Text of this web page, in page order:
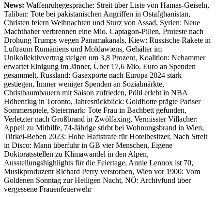
News: Waffenruhegespräche: Streit über Liste von Hamas-Geiseln,
Taliban: Tote bei pakistanischen Angriffen in Ostafghanistan,
Christen feiern Weihnachten und Sturz von Assad, Syrien: Neue
Machthaber verbrennen eine Mio. Captagon-Pillen, Proteste nach
Drohung Trumps wegen Panamakanals, Kiew: Russische Rakete in
Luftraum Rumäniens und Moldawiens, Gehälter im
Unikollektivvertrag steigen um 3,8 Prozent, Koalition: Nehammer
erwartet Einigung im Jänner, Über 17,6 Mio. Euro an Spenden
gesammelt, Russland: Gasexporte nach Europa 2024 stark
gestiegen, Immer weniger Spenden an Sozialmärkte,
Christbaumbauern mit Saison zufrieden, Pöltl erlebt in NBA
Höhenflug in Toronto, Jahresrückblick: Goldflotte prägte Pariser
Sommerspiele, Steiermark: Tote Frau in Bachbett gefunden,
Verletzter nach Großbrand in Zwölfaxing, Vermisster Villacher:
Appell zu Mithilfe, 74-Jährige stirbt bei Wohnungsbrand in Wien,
Türkei-Beben 2023: Hohe Haftstrafe für Hotelbesitzer, Nach Streit
in Disco: Mann überfuhr in GB vier Menschen, Eigene
Doktoratsstellen zu Klimawandel in den Alpen,
Ausstellungshighlights für die Feiertage, Annie Lennox ist 70,
Musikproduzent Richard Perry verstorben, Wien vor 1900: Vom
Goldenen Sonntag zur Heiligen Nacht, NÖ: Archivfund über
vergessene Frauenfeuerwehr